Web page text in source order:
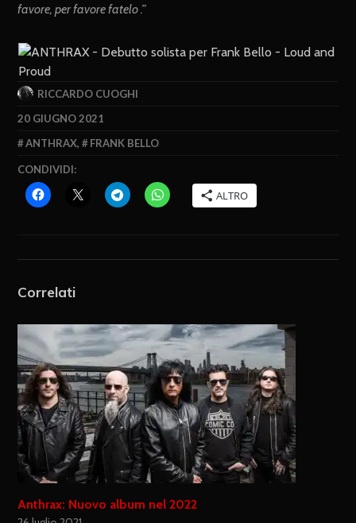
favore, per favore fatelo .”
RICCARDO CUOGHI
20 GIUGNO 2021
ANTHRAX, FRANK BELLO
CONDIVIDI:
ALTRO
Correlati
Anthrax: Nuovo album nel 2022